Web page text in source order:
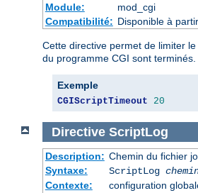
Module:
mod_cgi
Compatibilité: Disponible à
Cette directive permet de limiter
du programme CGI sont terminés.
Exemple
CGIScriptTimeout 20
Directive ScriptLog
Description: Chemin du fichier
Syntaxe:
ScriptLog
Contexte:
configuration